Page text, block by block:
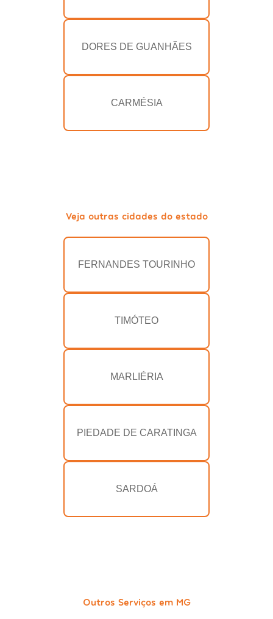
DORES DE GUANHÃES
CARMÉSIA
Veja outras cidades do estado
FERNANDES TOURINHO
TIMÓTEO
MARLIÉRIA
PIEDADE DE CARATINGA
SARDOÁ
Outros Serviços em MG